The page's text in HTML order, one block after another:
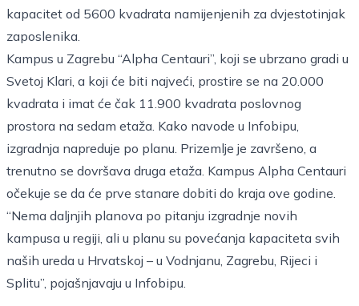
kapacitet od 5600 kvadrata namijenjenih za dvjestotinjak
zaposlenika.
Kampus u Zagrebu “Alpha Centauri”, koji se ubrzano gradi u
Svetoj Klari, a koji će biti najveći, prostire se na 20.000
kvadrata i imat će čak 11.900 kvadrata poslovnog
prostora na sedam etaža. Kako navode u Infobipu,
izgradnja napreduje po planu. Prizemlje je završeno, a
trenutno se dovršava druga etaža. Kampus Alpha Centauri
očekuje se da će prve stanare dobiti do kraja ove godine.
“Nema daljnjih planova po pitanju izgradnje novih
kampusa u regiji, ali u planu su povećanja kapaciteta svih
naših ureda u Hrvatskoj – u Vodnjanu, Zagrebu, Rijeci i
Splitu”, pojašnjavaju u Infobipu.